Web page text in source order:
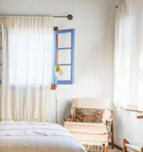
със стрелки нагоре и